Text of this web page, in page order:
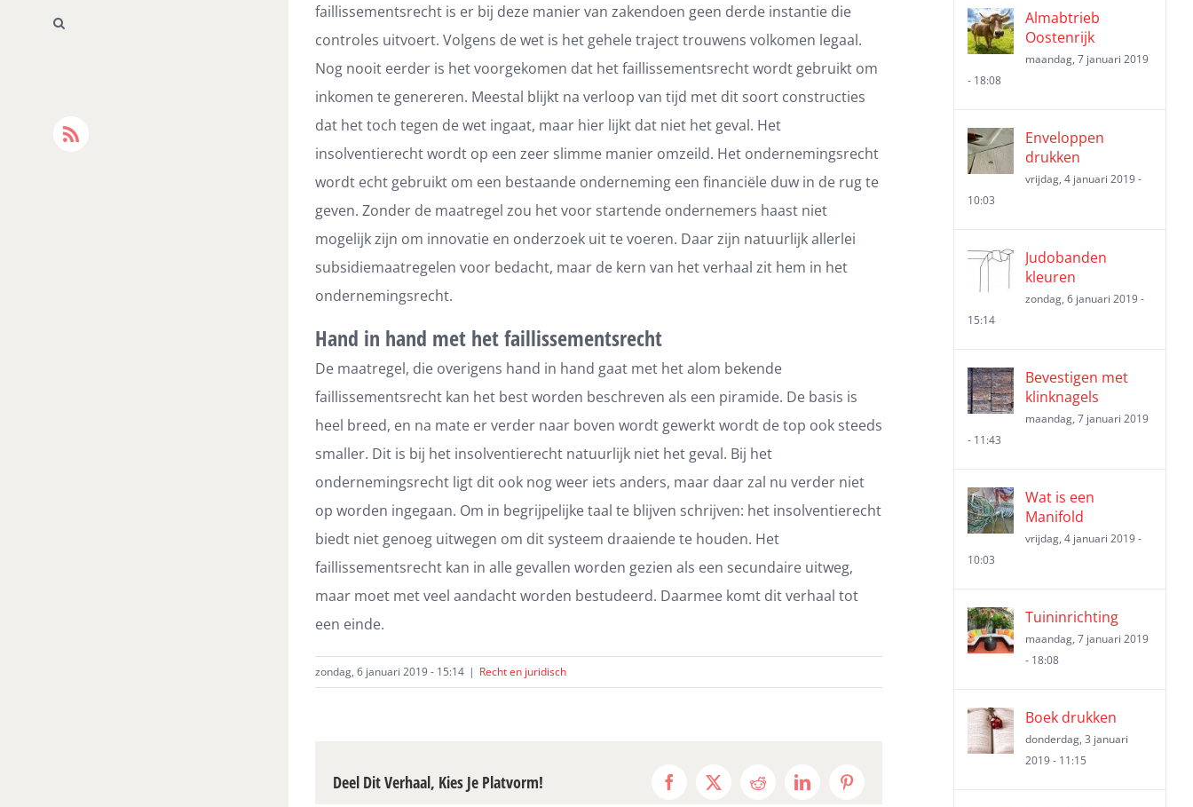
Rss
faillissementsrecht is er bij deze manier van zakendoen geen derde instantie die
controles uitvoert. Volgens de wet is het gehele traject trouwens volkomen legaal.
Nog nooit eerder is het voorgekomen dat het faillissementsrecht wordt gebruikt om
inkomen te genereren. Meestal blijkt na verloop van tijd met dit soort constructies
dat het toch tegen de wet ingaat, maar hier lijkt dat niet het geval. Het
insolventierecht wordt op een zeer slimme manier omzeild. Het ondernemingsrecht
wordt echt gebruikt om een bestaande onderneming een financiële duw in de rug te
geven. Zonder de maatregel zou het voor startende ondernemers haast niet
mogelijk zijn om innovatie en onderzoek uit te voeren. Daar zijn natuurlijk allerlei
subsidiemaatregelen voor bedacht, maar de kern van het verhaal zit hem in het
ondernemingsrecht.
Hand in hand met het faillissementsrecht
De maatregel, die overigens hand in hand gaat met het alom bekende
faillissementsrecht kan het best worden beschreven als een piramide. De basis is
heel breed, en na mate er verder naar boven wordt gewerkt wordt de top ook steeds
smaller. Dit is bij het insolventierecht natuurlijk niet het geval. Bij het
ondernemingsrecht ligt dit ook nog weer iets anders, maar daar zal nu verder niet
op worden ingegaan. Om in begrijpelijke taal te blijven schrijven: het insolventierecht
biedt niet genoeg uitwegen om dit systeem draaiende te houden. Het
faillissementsrecht kan in alle gevallen worden gezien als een secundaire uitweg,
maar moet met veel aandacht worden bestudeerd. Daarmee komt dit verhaal tot
een einde.
zondag, 6 januari 2019 - 15:14 | Recht en juridisch
Deel Dit Verhaal, Kies Je Platvorm! Facebook
X Reddit LinkedInPinterest
Almabtrieb
Oostenrijk
maandag, 7 januari 2019
- 18:08
Enveloppen
drukken
vrijdag, 4 januari 2019 -
10:03
Judobanden
kleuren
zondag, 6 januari 2019 -
15:14
Bevestigen met
klinknagels
maandag, 7 januari 2019
- 11:43
Wat is een
Manifold
vrijdag, 4 januari 2019 -
10:03
Tuininrichting
maandag, 7 januari 2019
- 18:08
Boek drukken
donderdag, 3 januari
2019 - 11:15